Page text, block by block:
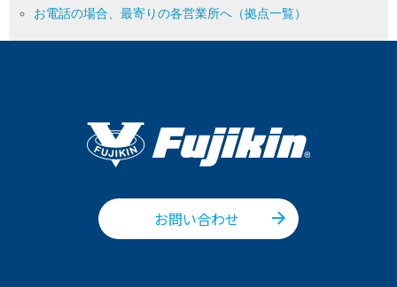
お電話の場合、最寄りの各営業所へ（拠点一覧）
お問い合わせ